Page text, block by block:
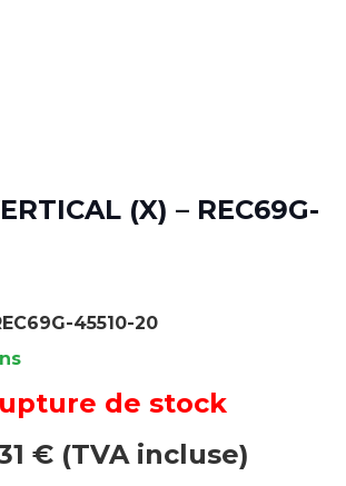
(X) – REC69G-
45510-20
de stock
€ (TVA incluse)